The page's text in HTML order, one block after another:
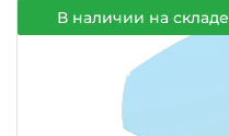
В наличии на складе